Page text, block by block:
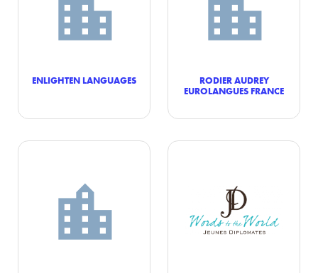
ENLIGHTEN LANGUAGES
RODIER AUDREY
EUROLANGUES FRANCE